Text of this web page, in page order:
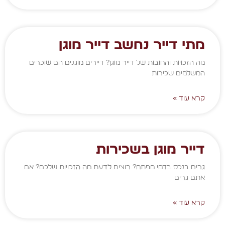
מתי דייר נחשב דייר מוגן
מה הזכויות והחובות של דייר מוגן? דיירים מוגנים הם שוכרים
המשלמים שכירות
קרא עוד »
דייר מוגן בשכירות
גרים בנכס בדמי מפתח? רוצים לדעת מה הזכויות שלכם? אם
אתם גרים
קרא עוד »